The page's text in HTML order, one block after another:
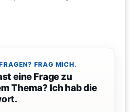
FRAG MICH.
eine Frage zu
Thema? Ich hab die